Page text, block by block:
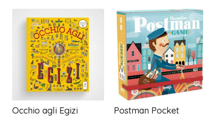
Occhio agli Egizi
Postman Pocket